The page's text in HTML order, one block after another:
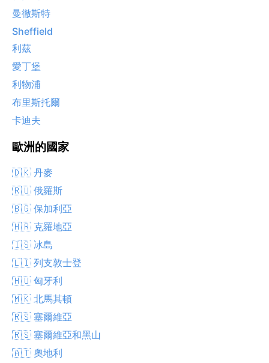
曼徹斯特
Sheffield
利茲
愛丁堡
利物浦
布里斯托爾
卡迪夫
歐洲的國家
🇩🇰 丹麥
🇷🇺 俄羅斯
🇧🇬 保加利亞
🇭🇷 克羅地亞
🇮🇸 冰島
🇱🇮 列支敦士登
🇭🇺 匈牙利
🇲🇰 北馬其頓
🇷🇸 塞爾維亞
🇷🇸 塞爾維亞和黑山
🇦🇹 奧地利